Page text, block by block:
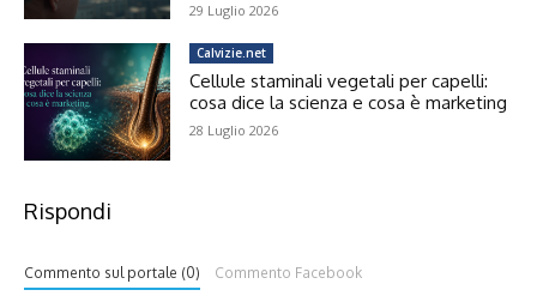
29 Luglio 2026
Calvizie.net
Cellule staminali vegetali per capelli:
cosa dice la scienza e cosa è marketing
28 Luglio 2026
Rispondi
Commento sul portale (0) Commento Facebook